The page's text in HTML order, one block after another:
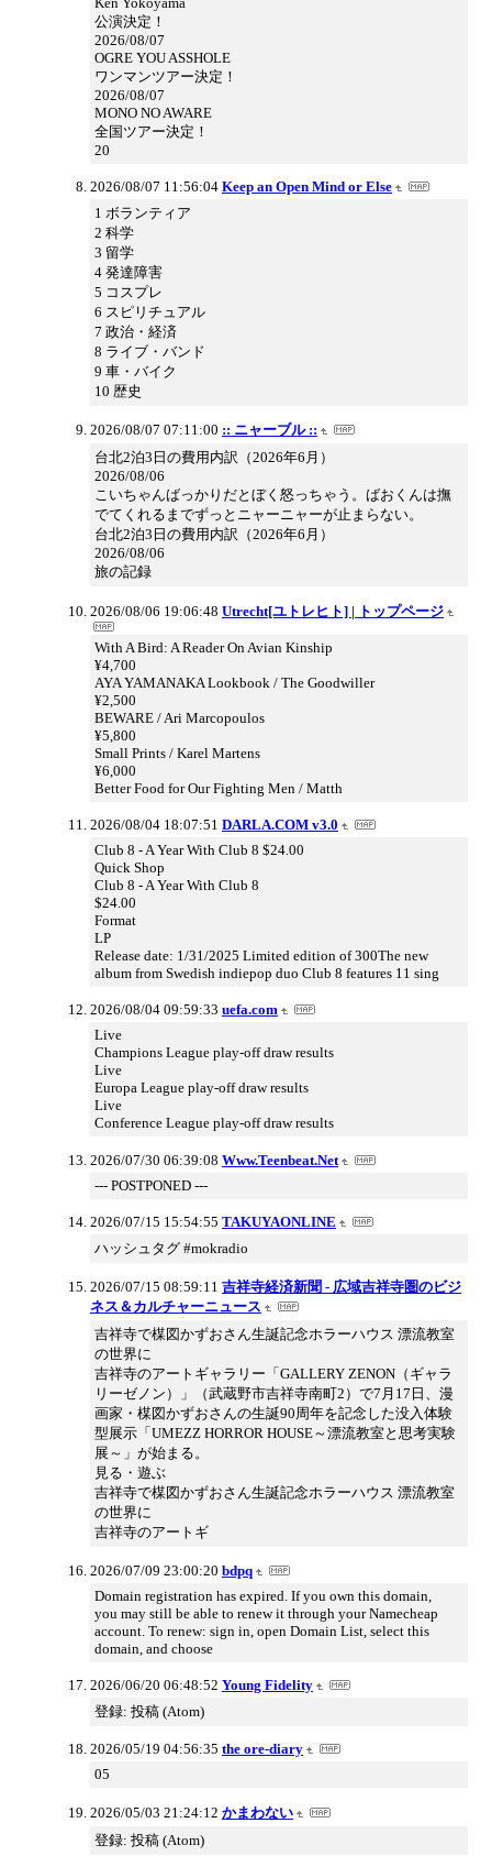
公演決定！
2026/08/07
OGRE YOU ASSHOLE
ワンマンツアー決定！
2026/08/07
MONO NO AWARE
全国ツアー決定！
20
2026/08/07 11:56:04 Keep an Open Mind or Else
1 ボランティア
2 科学
3 留学
4 発達障害
5 コスプレ
6 スピリチュアル
7 政治・経済
8 ライブ・バンド
9 車・バイク
10 歴史
2026/08/07 07:11:00 :: ニャーブル ::
台北2泊3日の費用内訳（2026年6月）
2026/08/06
こいちゃんばっかりだとぼく怒っちゃう。ばおくんは撫
でてくれるまでずっとニャーニャーが止まらない。
台北2泊3日の費用内訳（2026年6月）
2026/08/06
旅の記録
2026/08/06 19:06:48 Utrecht[ユトレヒト] | トップページ
With A Bird: A Reader On Avian Kinship
¥4,700
AYA YAMANAKA Lookbook / The Goodwiller
¥2,500
BEWARE / Ari Marcopoulos
¥5,800
Small Prints / Karel Martens
¥6,000
Better Food for Our Fighting Men / Matth
2026/08/04 18:07:51 DARLA.COM v3.0
Club 8 - A Year With Club 8 $24.00
Quick Shop
Club 8 - A Year With Club 8
$24.00
Format
LP
Release date: 1/31/2025 Limited edition of 300The new
album from Swedish indiepop duo Club 8 features 11 sing
2026/08/04 09:59:33 uefa.com
Live
Champions League play-off draw results
Live
Europa League play-off draw results
Live
Conference League play-off draw results
2026/07/30 06:39:08 Www.Teenbeat.Net
--- POSTPONED ---
2026/07/15 15:54:55 TAKUYAONLINE
ハッシュタグ #mokradio
2026/07/15 08:59:11 吉祥寺経済新聞 - 広域吉祥寺圏のビジ
ネス＆カルチャーニュース
吉祥寺で楳図かずおさん生誕記念ホラーハウス 漂流教室
の世界に
吉祥寺のアートギャラリー「GALLERY ZENON（ギャラ
リーゼノン）」（武蔵野市吉祥寺南町2）で7月17日、漫
画家・楳図かずおさんの生誕90周年を記念した没入体験
型展示「UMEZZ HORROR HOUSE～漂流教室と思考実験
展～」が始まる。
見る・遊ぶ
吉祥寺で楳図かずおさん生誕記念ホラーハウス 漂流教室
の世界に
吉祥寺のアートギ
2026/07/09 23:00:20 bdpq
Domain registration has expired. If you own this domain,
you may still be able to renew it through your Namecheap
account. To renew: sign in, open Domain List, select this
domain, and choose
2026/06/20 06:48:52 Young Fidelity
登録: 投稿 (Atom)
2026/05/19 04:56:35 the ore-diary
05
2026/05/03 21:24:12 かまわない
登録: 投稿 (Atom)